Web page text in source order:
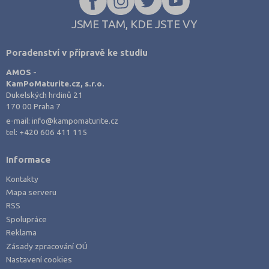
JSME TAM, KDE JSTE VY
Poradenství v přípravě ke studiu
AMOS -
KamPoMaturite.cz, s.r.o.
Dukelských hrdinů 21
170 00 Praha 7
e-mail:info@kampomaturite.cz
tel: +420 606 411 115
Informace
Kontakty
Mapa serveru
RSS
Spolupráce
Reklama
Zásady zpracování OÚ
Nastavení cookies